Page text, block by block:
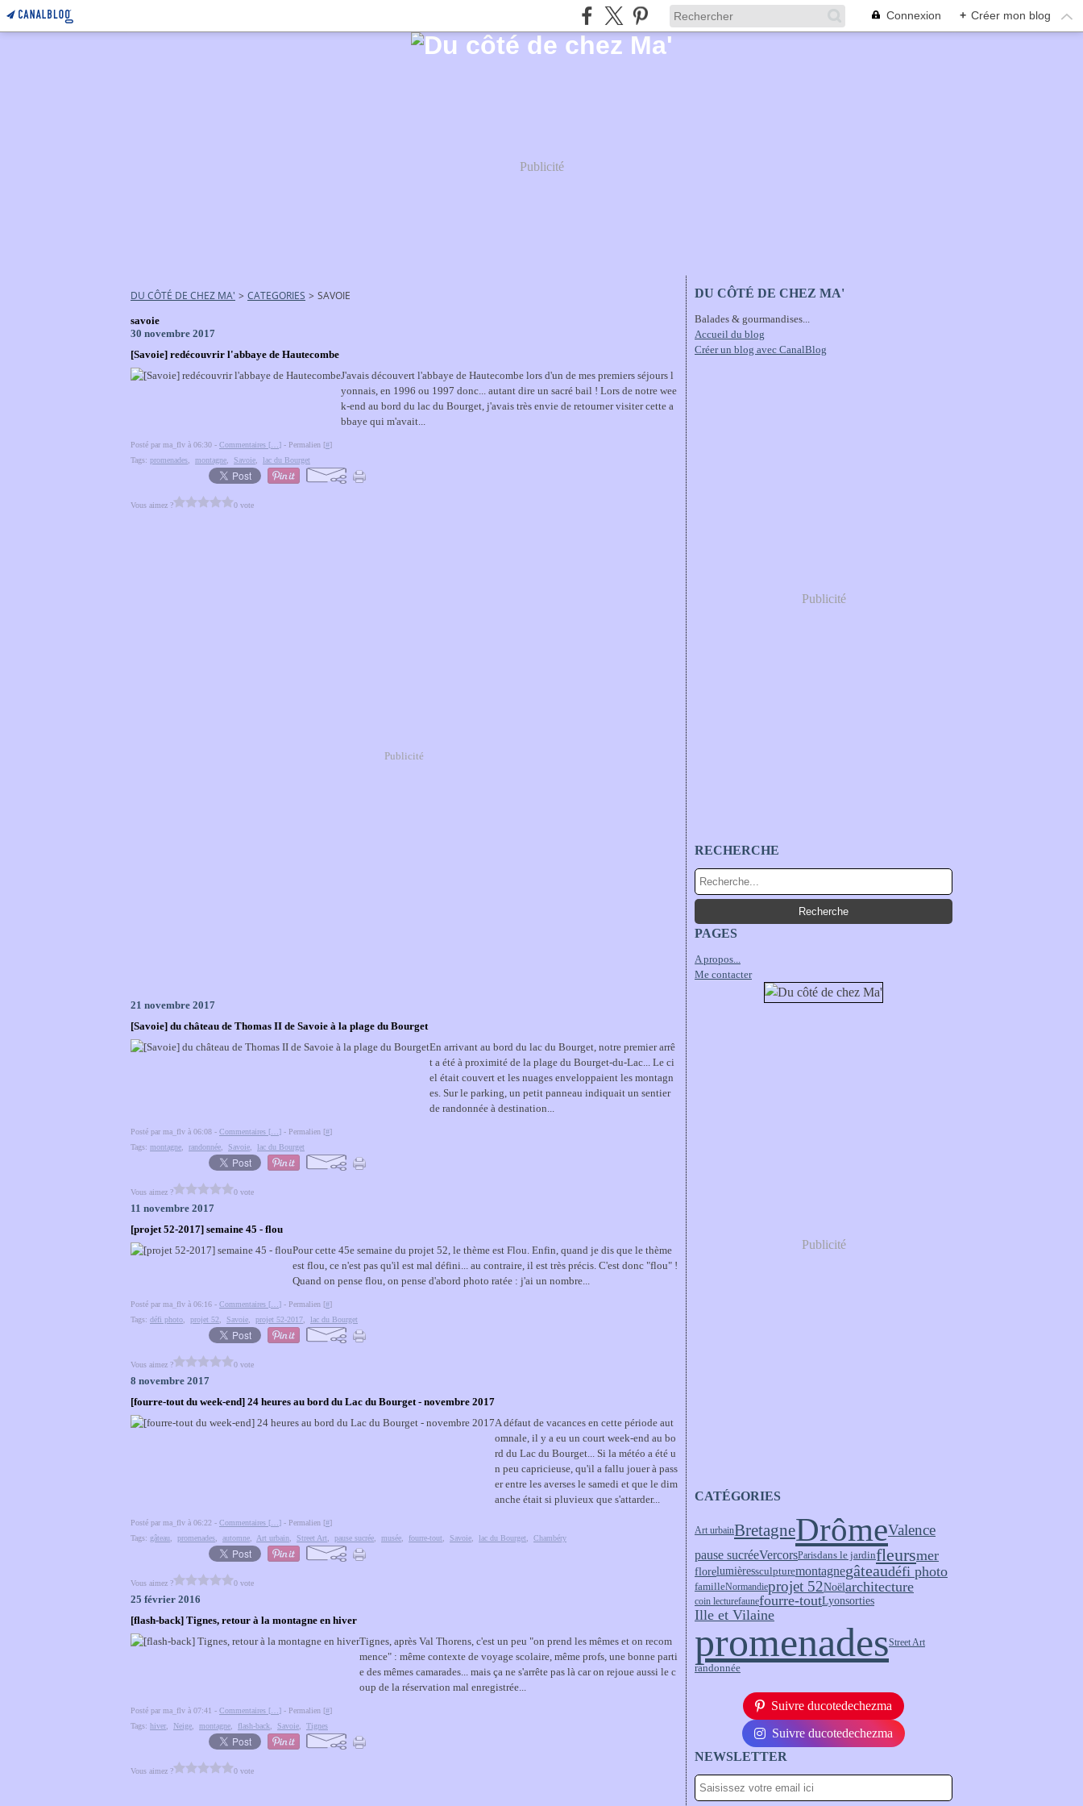
Connexion + Créer mon blog
Publicité
DU CÔTÉ DE CHEZ MA' > CATEGORIES > SAVOIE
savoie
30 novembre 2017
[Savoie] redécouvrir l'abbaye de Hautecombe
J'avais découvert l'abbaye de Hautecombe lors d'un de mes premiers séjours l
yonnais, en 1996 ou 1997 donc... autant dire un sacré bail ! Lors de notre wee
k-end au bord du lac du Bourget, j'avais très envie de retourner visiter cette a
bbaye qui m'avait...
Posté par ma_flv à 06:30 - Commentaires [ ] - Permalien [#]
Tags: promenades montagne Savoie lac du Bourget
Vous aimez ? 0 vote
Publicité
21 novembre 2017
[Savoie] du château de Thomas II de Savoie à la plage du Bourget
En arrivant au bord du lac du Bourget, notre premier arrê
t a été à proximité de la plage du Bourget-du-Lac... Le ci
el était couvert et les nuages enveloppaient les montagn
es. Sur le parking, un petit panneau indiquait un sentier
de randonnée à destination...
Posté par ma_flv à 06:08 - Commentaires [ ] - Permalien [#]
Tags: montagne randonnée Savoie lac du Bourget
Vous aimez ? 0 vote
11 novembre 2017
[projet 52-2017] semaine 45 - flou
Pour cette 45e semaine du projet 52, le thème est Flou. Enfin, quand je dis que le thème
est flou, ce n'est pas qu'il est mal défini... au contraire, il est très précis. C'est donc "flou" !
Quand on pense flou, on pense d'abord photo ratée : j'ai un nombre...
Posté par ma_flv à 06:16 - Commentaires [ ] - Permalien [#]
Tags: défi photo projet 52 Savoie projet 52-2017 lac du Bourget
Vous aimez ? 0 vote
8 novembre 2017
[fourre-tout du week-end] 24 heures au bord du Lac du Bourget - novembre 2017
A défaut de vacances en cette période aut
omnale, il y a eu un court week-end au bo
rd du Lac du Bourget... Si la météo a été u
n peu capricieuse, qu'il a fallu jouer à pass
er entre les averses le samedi et que le dim
anche était si pluvieux que s'attarder...
Posté par ma_flv à 06:22 - Commentaires [ ] - Permalien [#]
Tags: gâteau promenades automne Art urbain Street Art pause sucrée musée fourre-tout Savoie lac du Bourget Chambéry
Vous aimez ? 0 vote
25 février 2016
[flash-back] Tignes, retour à la montagne en hiver
Tignes, après Val Thorens, c'est un peu "on prend les mêmes et on recom
mence" : même contexte de voyage scolaire, même profs, une bonne parti
e des mêmes camarades... mais ça ne s'arrête pas là car on rejoue aussi le c
oup de la réservation mal enregistrée...
Posté par ma_flv à 07:41 - Commentaires [ ] - Permalien [#]
Tags: hiver Neige montagne flash-back Savoie Tignes
Vous aimez ? 0 vote
DU CÔTÉ DE CHEZ MA'
Balades & gourmandises...
Accueil du blog
Créer un blog avec CanalBlog
Publicité
RECHERCHE
PAGES
A propos...
Me contacter
Publicité
CATÉGORIES
Art urbainBretagneDrômeValence
pause sucréeVercorsParisdans le jardinfleursmer
florelumièressculpturemontagnegâteaudéfi photo
familleNormandieprojet 52Noëlarchitecture
coin lecturefaunefourre-toutLyonsorties
Ille et Vilaine
promenadesStreet Art
randonnée
Suivre ducotedechezma
Suivre ducotedechezma
NEWSLETTER